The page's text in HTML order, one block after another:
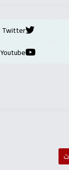
Twitter
Youtube